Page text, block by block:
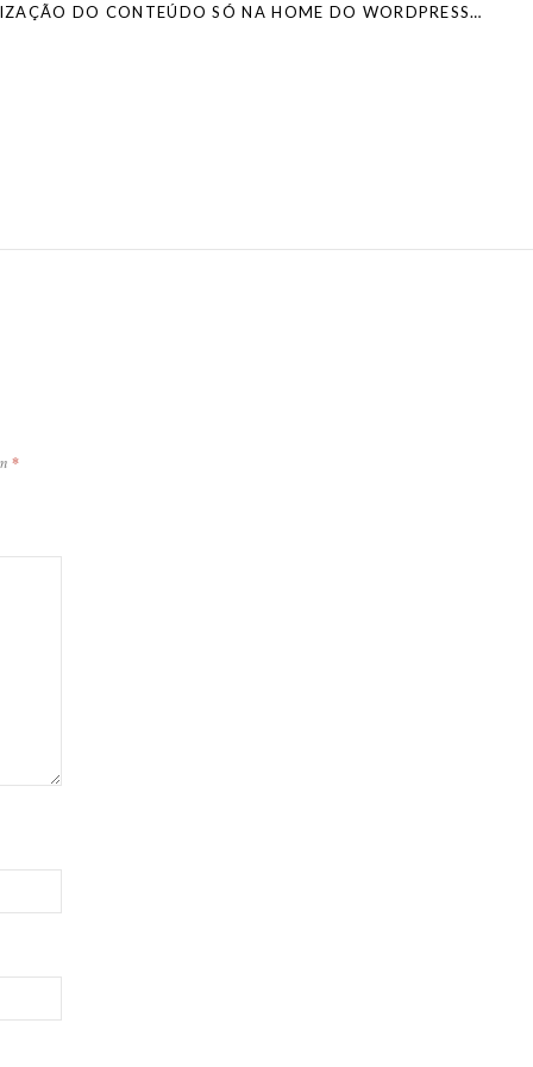
LIMITANDO VISUALIZAÇÃO DO CONTEÚDO SÓ NA HOME DO WORDPRESS E WOOCOMMERCE
*